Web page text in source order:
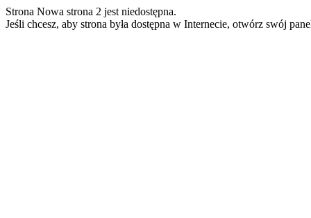
Strona Nowa strona 2 jest niedostępna.
Jeśli chcesz, aby strona była dostępna w Internecie, otwórz swój